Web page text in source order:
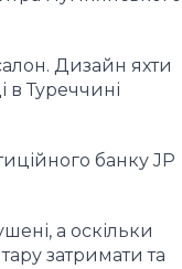
Дизайн яхти
Туреччині
банку JP
а оскільки
затримати та